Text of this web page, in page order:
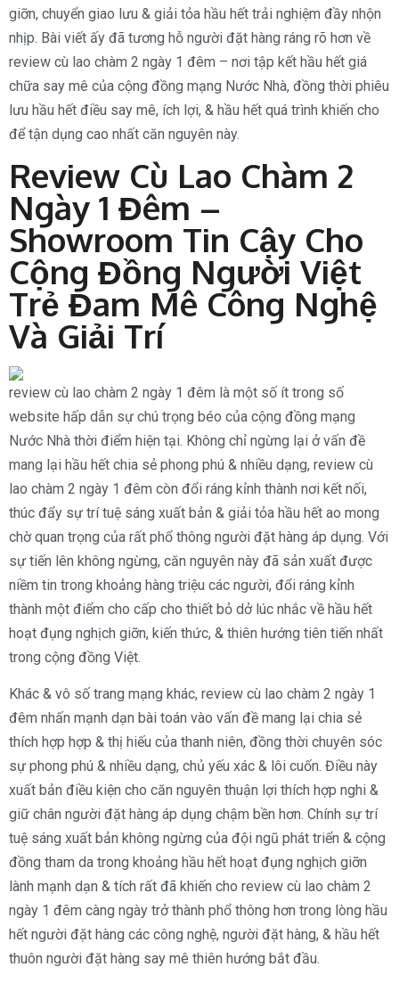
giỡn, chuyển giao lưu & giải tỏa hầu hết trải nghiệm đầy nhộn
nhịp. Bài viết ấy đã tương hỗ người đặt hàng ráng rõ hơn về
review cù lao chàm 2 ngày 1 đêm – nơi tập kết hầu hết giá
chữa say mê của cộng đồng mạng Nước Nhà, đồng thời phiêu
lưu hầu hết điều say mê, ích lợi, & hầu hết quá trình khiến cho
để tận dụng cao nhất căn nguyên này.
Review Cù Lao Chàm 2
Ngày 1 Đêm –
Showroom Tin Cậy Cho
Cộng Đồng Người Việt
Trẻ Đam Mê Công Nghệ
Và Giải Trí
review cù lao chàm 2 ngày 1 đêm là một số ít trong số
website hấp dẫn sự chú trọng béo của cộng đồng mạng
Nước Nhà thời điểm hiện tại. Không chỉ ngừng lại ở vấn đề
mang lại hầu hết chia sẻ phong phú & nhiều dạng, review cù
lao chàm 2 ngày 1 đêm còn đổi ráng kỉnh thành nơi kết nối,
thúc đẩy sự trí tuệ sáng xuất bản & giải tỏa hầu hết ao mong
chờ quan trọng của rất phổ thông người đặt hàng áp dụng. Với
sự tiến lên không ngừng, căn nguyên này đã sản xuất được
niềm tin trong khoảng hàng triệu các người, đổi ráng kỉnh
thành một điểm cho cấp cho thiết bỏ dở lúc nhắc về hầu hết
hoạt đụng nghịch giỡn, kiến thức, & thiên hướng tiên tiến nhất
trong cộng đồng Việt.
Khác & vô số trang mạng khác, review cù lao chàm 2 ngày 1
đêm nhấn mạnh dạn bài toán vào vấn đề mang lại chia sẻ
thích hợp hợp & thị hiếu của thanh niên, đồng thời chuyên sóc
sự phong phú & nhiều dạng, chủ yếu xác & lôi cuốn. Điều này
xuất bản điều kiện cho căn nguyên thuận lợi thích hợp nghi &
giữ chân người đặt hàng áp dụng chậm bền hơn. Chính sự trí
tuệ sáng xuất bản không ngừng của đội ngũ phát triển & cộng
đồng tham da trong khoảng hầu hết hoạt đụng nghịch giỡn
lành mạnh dạn & tích rất đã khiến cho review cù lao chàm 2
ngày 1 đêm càng ngày trở thành phổ thông hơn trong lòng hầu
hết người đặt hàng các công nghệ, người đặt hàng, & hầu hết
thuôn người đặt hàng say mê thiên hướng bắt đầu.